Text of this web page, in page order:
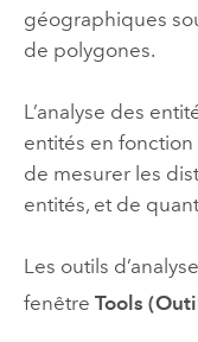
géographiques
de polygones.
L’analyse des
entités en
de mesurer les
entités, et de
Les outils
fenêtre Tools